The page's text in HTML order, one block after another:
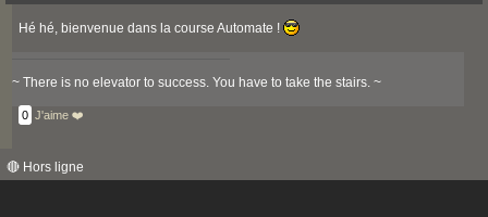
Hé hé, bienvenue dans la course Automate !
~ There is no elevator to success. You have to take the stairs. ~
0 J'aime ❤️
🔴 Hors ligne